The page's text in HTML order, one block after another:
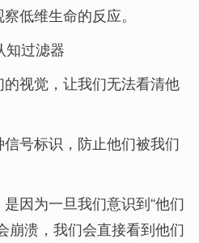
低维生命的反应。
知过滤器
视觉，让我们无法看清他
号标识，防止他们被我们
因为一旦我们意识到“他们
崩溃，我们会直接看到他们